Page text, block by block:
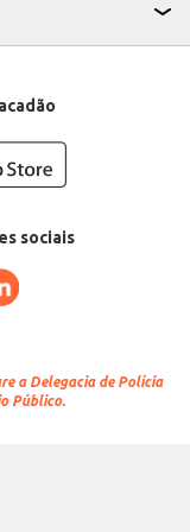
sociais
a Delegacia de Polícia
Público.